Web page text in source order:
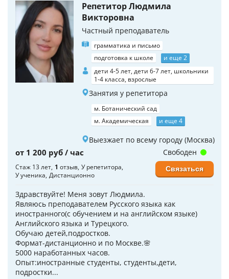
Репетитор Людмила
Викторовна
Частный преподаватель
грамматика и письмо
подготовка к школе
и еще 2
дети 4-5 лет, дети 6-7 лет, школьники
1-4 класса, взрослые
Занятия у репетитора
м. Ботанический сад
м. Академическая
и еще 4
Выезжает по всему городу (Москва)
от 1 200 руб / час
Стаж 13 лет 1 отзыв У репетитора
У ученика Дистанционно
Здравствуйте! Меня зовут Людмила.
Являюсь преподавателем Русского языка как
иностранного(с обучением и на английском языке)
Английского языка и Турецкого.
Обучаю детей,подростков.
Формат-дистанционно и по Москве.🌸
5000 наработанных часов.
Опыт:иностранные студенты, студенты,дети,
подростки...
Свободен
Связаться